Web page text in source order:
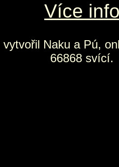
Více
vytvořil Naku a Pú,
66868 svící.